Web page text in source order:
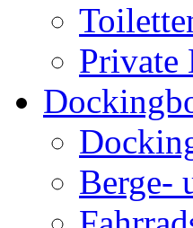
Private
Berge-